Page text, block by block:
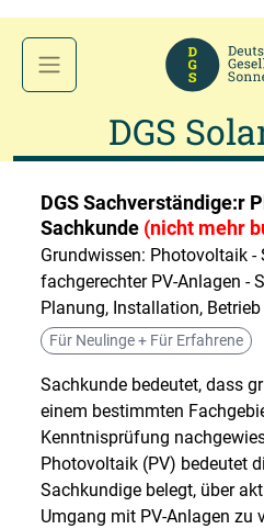
DGS
DGS Sachverständige:r
Sachkunde (nicht mehr
Grundwissen: Photovoltaik -
fachgerechter PV-Anlagen -
Planung, Installation,
Für Neulinge + Für Erfahrene
Sachkunde bedeutet, dass
einem bestimmten
Kenntnisprüfung
Photovoltaik (PV) bedeutet
Sachkundige belegt, über
Umgang mit PV-Anlagen zu